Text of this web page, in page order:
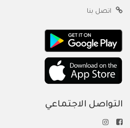
اتصل بنا
التواصل الاجتماعي